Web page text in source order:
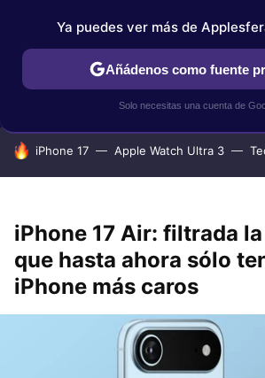
IPHONE TUTORIALES
HOY SE HABLA DE
iPhone 17 Apple Watch Ultra 3
iPhone 17 Air: filtrada
que hasta ahora sólo
iPhone más caros
Ya puedes ver más de
Añádenos como fuente
Solo necesitas una cuenta de